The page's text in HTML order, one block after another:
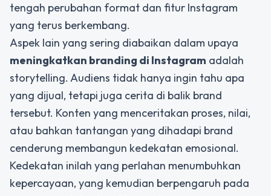
tengah perubahan format dan fitur Instagram
yang terus berkembang.
Aspek lain yang sering diabaikan dalam upaya
meningkatkan branding di Instagram adalah
storytelling. Audiens tidak hanya ingin tahu apa
yang dijual, tetapi juga cerita di balik brand
tersebut. Konten yang menceritakan proses, nilai,
atau bahkan tantangan yang dihadapi brand
cenderung membangun kedekatan emosional.
Kedekatan inilah yang perlahan menumbuhkan
kepercayaan, yang kemudian berpengaruh pada